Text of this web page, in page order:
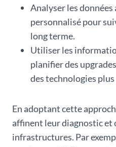
Analyser les données
personnalisé pour
long terme.
Utiliser les
planifier des
des technologies
En adoptant cette
affinent leur diagnostic et
infrastructures. Par